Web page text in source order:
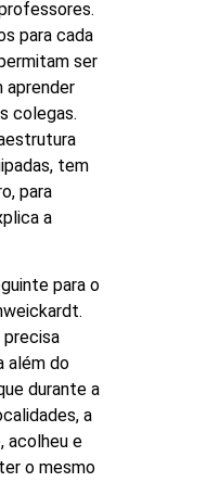
para cada
ser
aprender
colegas.
tem
para
a
para o
precisa
além do
durante a
a
acolheu e
o mesmo